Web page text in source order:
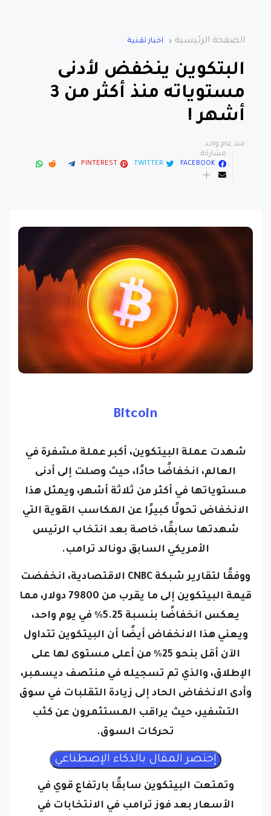
الصفحة الرئيسية اخبار تقنية
البتكوين ينخفض لأدنى
مستوياته منذ أكثر من 3
أشهر !
منذ عام واحد
مشاركة:
FACEBOOK
TWITTER
PINTEREST
Bitcoin
شهدت عملة البيتكوين، أكبر عملة مشفرة في
العالم، انخفاضًا حادًا، حيث وصلت إلى أدنى
مستوياتها في أكثر من ثلاثة أشهر، ويمثل هذا
الانخفاض تحولًا كبيرًا عن المكاسب القوية التي
شهدتها سابقًا، خاصة بعد انتخاب الرئيس
الأمريكي السابق دونالد ترامب.
ووفقًا لتقارير شبكة CNBC الاقتصادية، انخفضت
قيمة البيتكوين إلى ما يقرب من 79800 دولار، مما
يعكس انخفاضًا بنسبة 5.25٪ في يوم واحد،
ويعني هذا الانخفاض أيضًا أن البيتكوين تتداول
الآن أقل بنحو 25٪ من أعلى مستوى لها على
الإطلاق، والذي تم تسجيله في منتصف ديسمبر،
وأدى الانخفاض الحاد إلى زيادة التقلبات في سوق
التشفير، حيث يراقب المستثمرون عن كثب
تحركات السوق.
وتمتعت البيتكوين سابقًا بارتفاع قوي في
الأسعار بعد فوز ترامب في الانتخابات في